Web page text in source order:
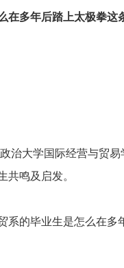
在多年后踏上太极拳这
治大学国际经营与贸
鸣及启发。
系的毕业生是怎么在多